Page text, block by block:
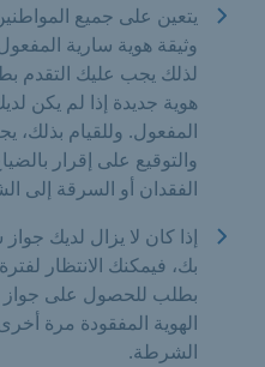
يتعين على جميع
لذلك يجب عليك التقدم
هوية جديدة إذا لم يكن
المفعول. وللقيام
والتوقيع على إقرار
الفقدان أو السرقة إلى
إذا كان لا يزال لديك
بك، فيمكنك الانتظار
بطلب للحصول على جواز
الهوية المفقودة مرة
الشرطة.